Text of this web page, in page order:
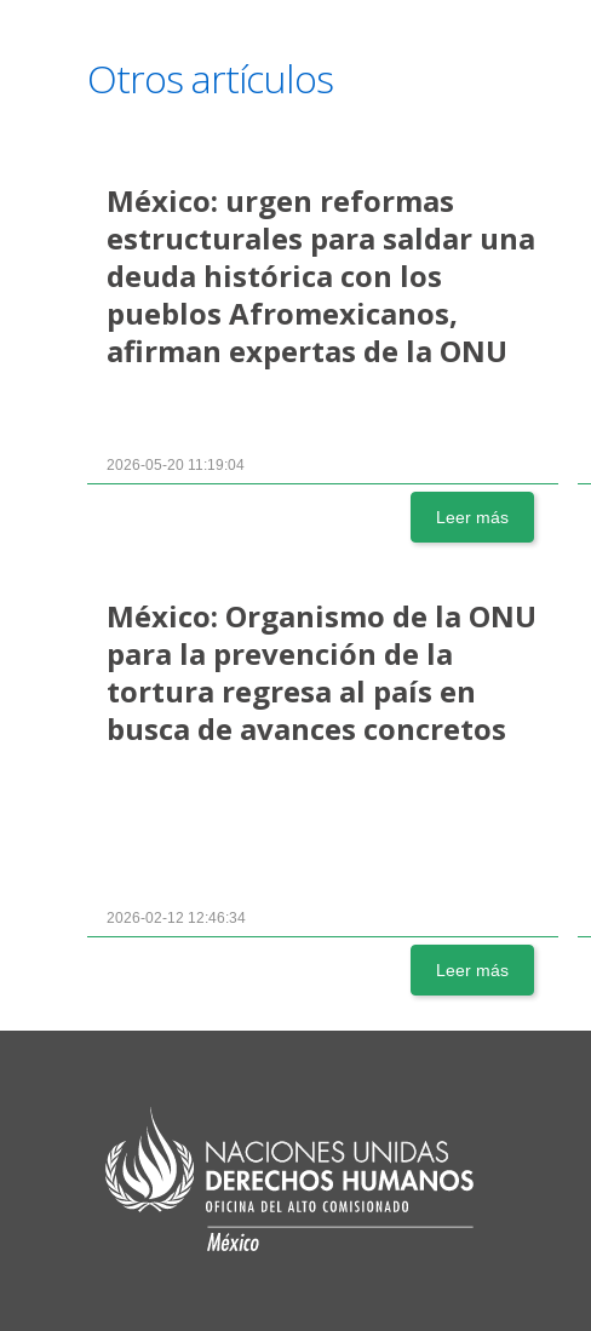
Otros artículos
México: urgen reformas
estructurales para saldar una
deuda histórica con los
pueblos Afromexicanos,
afirman expertas de la ONU
2026-05-20 11:19:04
Leer más
México: Organismo de la ONU
para la prevención de la
tortura regresa al país en
busca de avances concretos
2026-02-12 12:46:34
Leer más